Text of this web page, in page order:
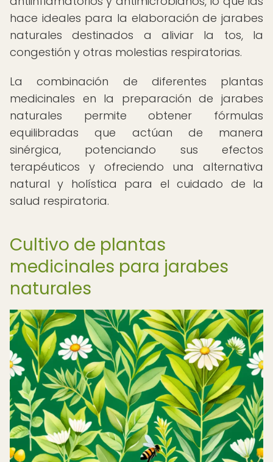
hace ideales para la elaboración de jarabes
naturales destinados a aliviar la tos, la
congestión y otras molestias respiratorias.
La combinación de diferentes plantas
medicinales en la preparación de jarabes
naturales permite obtener fórmulas
equilibradas que actúan de manera
sinérgica, potenciando sus efectos
terapéuticos y ofreciendo una alternativa
natural y holística para el cuidado de la
salud respiratoria.
Cultivo de plantas
medicinales para jarabes
naturales